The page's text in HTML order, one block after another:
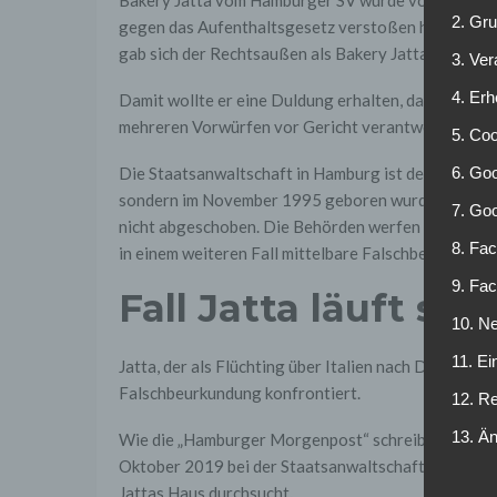
gegen das Aufenthaltsgesetz verstoßen haben.
gab sich der Rechtsaußen als Bakery Jatta aus, der
Damit wollte er eine Duldung erhalten, da er laut
mehreren Vorwürfen vor Gericht verantworten.
Die Staatsanwaltschaft in Hamburg ist der
sondern im November 1995 geboren wurde. In
nicht abgeschoben. Die Behörden werfen ihm ein
in einem weiteren Fall mittelbare
Fall Jatta läuft
Jatta, der als Flüchting über Italien nach
Falschbeurkundung konfrontiert.
Wie die „Hamburger Morgenpost“ schreibt, konnte
Oktober 2019 bei der Staatsanwaltschaft
Jattas Haus durchsucht.
2.
3.
4.
5.
6.
7.
8.
9.
10.
11.
12.
13.